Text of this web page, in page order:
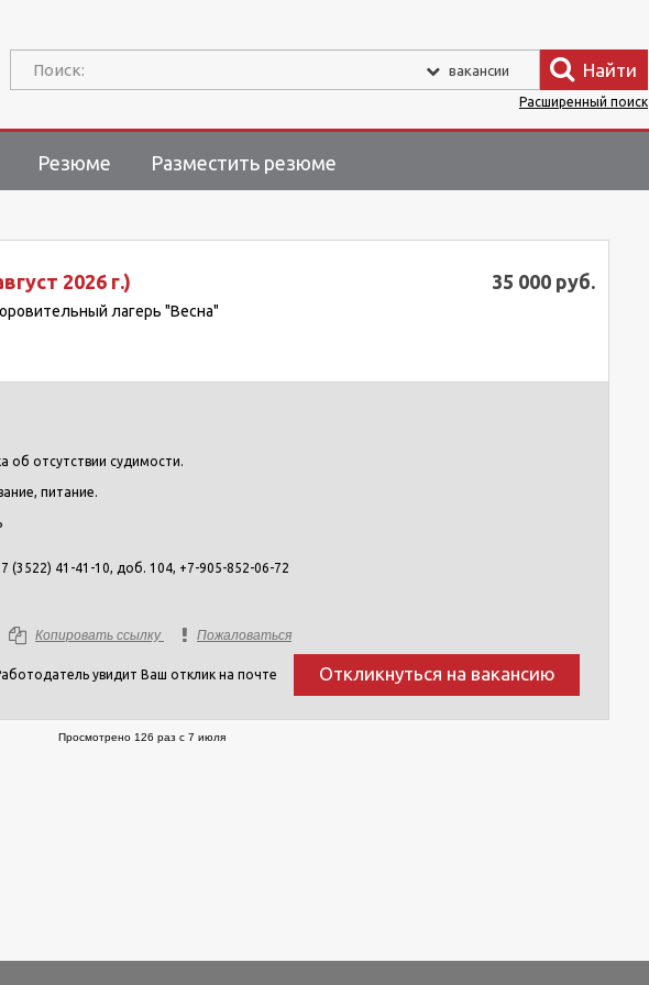
Поиск: вакансии Найти
Расширенный поиск
Резюме Разместить резюме
2026 г.) 35 000 руб.
лагерь "Весна"
об отсутствии судимости.
питание.
(3522) 41-41-10, доб. 104, +7-905-852-06-72
Копировать ссылку Пожаловаться
увидит Ваш отклик на почте Откликнуться на вакансию
Просмотрено 126 раз с 7 июля